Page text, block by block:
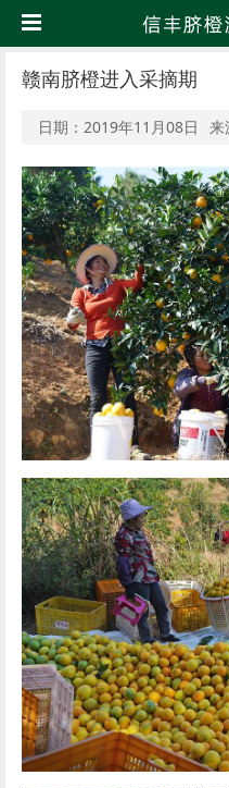
赣南脐橙进入采摘期
日期：2019年11月08日 来